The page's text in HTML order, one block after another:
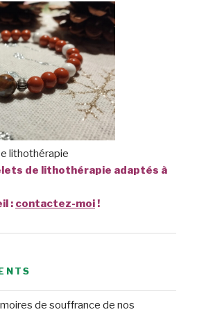
lithothérapie
de lithothérapie adaptés à
: contactez-moi!
de souffrance de nos